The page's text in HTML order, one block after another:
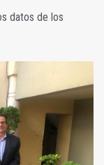
datos de los